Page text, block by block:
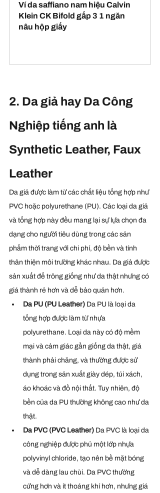
Ví da saffiano nam hiệu Calvin
Klein CK Bifold gấp 3 1 ngăn
nâu hộp giấy
2. Da giả hay Da Công
Nghiệp tiếng anh là
Synthetic Leather, Faux
Leather
Da giả được làm từ các chất liệu tổng hợp như
PVC hoặc polyurethane (PU). Các loại da giả
và tổng hợp này đều mang lại sự lựa chọn đa
dạng cho người tiêu dùng trong các sản
phẩm thời trang với chi phí, độ bền và tính
thân thiện môi trường khác nhau. Da giả được
sản xuất để trông giống như da thật nhưng có
giá thành rẻ hơn và dễ bảo quản hơn.
Da PU (PU Leather) Da PU là loại da
tổng hợp được làm từ nhựa
polyurethane. Loại da này có độ mềm
mại và cảm giác gần giống da thật, giá
thành phải chăng, và thường được sử
dụng trong sản xuất giày dép, túi xách,
áo khoác và đồ nội thất. Tuy nhiên, độ
bền của da PU thường không cao như da
thật.
Da PVC (PVC Leather) Da PVC là loại da
công nghiệp được phủ một lớp nhựa
polyvinyl chloride, tạo nên bề mặt bóng
và dễ dàng lau chùi. Da PVC thường
cứng hơn và ít thoáng khí hơn, nhưng giá